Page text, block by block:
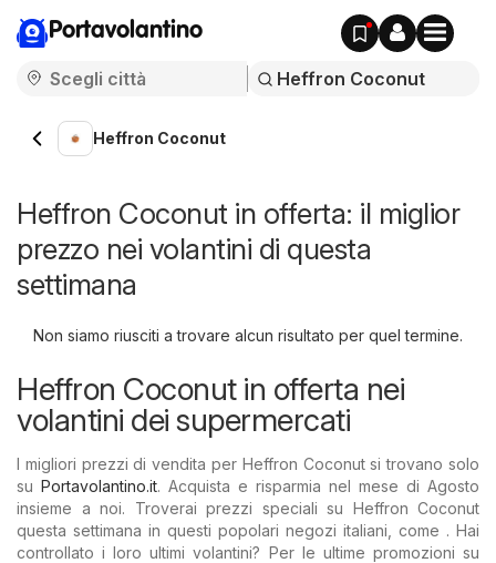
Portavolantino
Heffron Coconut
Heffron Coconut in offerta: il miglior
prezzo nei volantini di questa
settimana
Non siamo riusciti a trovare alcun risultato per quel termine.
Heffron Coconut in offerta nei
volantini dei supermercati
I migliori prezzi di vendita per Heffron Coconut si trovano solo
su Portavolantino.it. Acquista e risparmia nel mese di Agosto
insieme a noi. Troverai prezzi speciali su Heffron Coconut
questa settimana in questi popolari negozi italiani, come . Hai
controllato i loro ultimi volantini? Per le ultime promozioni su